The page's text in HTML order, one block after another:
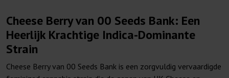
Cheese Berry van 00 Seeds Bank: Een
Heerlijk Krachtige Indica-Dominante
Strain
Cheese Berry van 00 Seeds Bank is een zorgvuldig vervaardigde